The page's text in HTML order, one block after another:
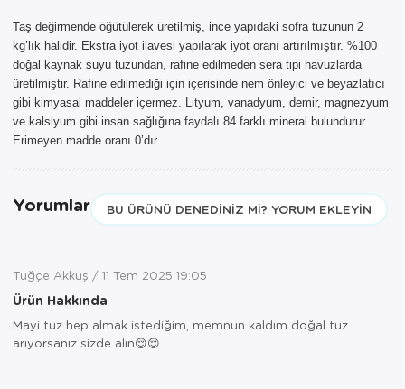
Taş değirmende öğütülerek üretilmiş, ince yapıdaki sofra tuzunun 2
kg’lık halidir. Ekstra iyot ilavesi yapılarak iyot oranı artırılmıştır. %100
doğal kaynak suyu tuzundan, rafine edilmeden sera tipi havuzlarda
üretilmiştir. Rafine edilmediği için içerisinde nem önleyici ve beyazlatıcı
gibi kimyasal maddeler içermez. Lityum, vanadyum, demir, magnezyum
ve kalsiyum gibi insan sağlığına faydalı 84 farklı mineral bulundurur.
Erimeyen madde oranı 0’dır.
Yorumlar BU ÜRÜNÜ DENEDINIZ MI? YORUM EKLEYIN
Tuğçe Akkuş 11 Tem 2025 19:05
Ürün Hakkında
Mayi tuz hep almak istediğim, memnun kaldım doğal tuz
arıyorsanız sizde alın😌😌
AYNI GÜN
TESLİMAT
ÜRÜNLERİ
×
Sepetinizde AYNI GÜN TESLİMAT
ürünü bulunduğu için AYNI GÜN
TESLİMAT hizmeti sadece İSTANBUL
ve 850TL üzeri siparişler için
geçerlidir.